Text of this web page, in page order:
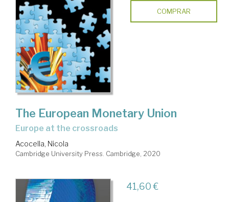
COMPRAR
The European Monetary Union
Europe at the crossroads
Acocella, Nicola
Cambridge University Press. Cambridge, 2020
41,60 €